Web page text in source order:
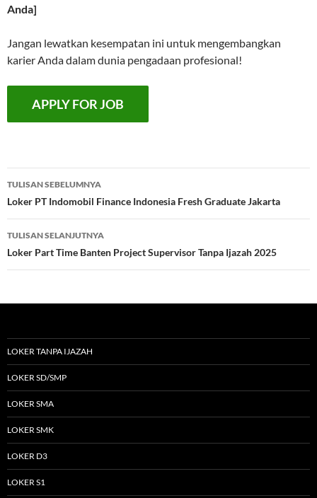
Anda]
Jangan lewatkan kesempatan ini untuk mengembangkan
karier Anda dalam dunia pengadaan profesional!
Navigasi
Tulisan
TULISAN SEBELUMNYA
Loker PT Indomobil Finance Indonesia Fresh Graduate Jakarta
TULISAN SELANJUTNYA
Loker Part Time Banten Project Supervisor Tanpa Ijazah 2025
LOKER TANPA IJAZAH
LOKER SD/SMP
LOKER SMA
LOKER SMK
LOKER D3
LOKER S1